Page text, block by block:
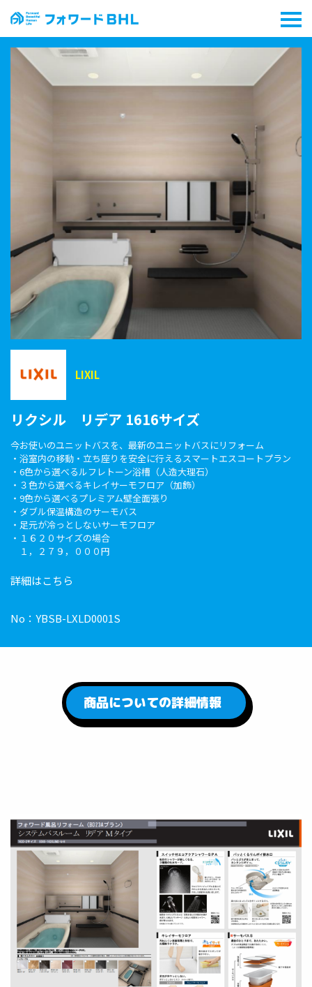
LIXIL
リクシル リデア 1616サイズ
今お使いのユニットバスを、最新のユニットバスにリフォーム
・浴室内の移動・立ち座りを安全に行えるスマートエスコートプラン
・6色から選べるルフレトーン浴槽（人造大理石）
・３色から選べるキレイサーモフロア（加飾）
・9色から選べるプレミアム壁全面張り
・ダブル保温構造のサーモバス
・足元が冷っとしないサーモフロア
・１６２０サイズの場合
１，２７９，０００円
詳細はこちら
No：YBSB-LXLD0001S
商品についての詳細情報